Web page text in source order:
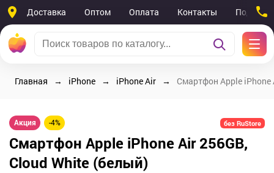
Доставка Оптом Оплата Контакты
Главная iPhone iPhone Air Смартфон Apple iPhone
Акция -4% без RuStore
Смартфон Apple iPhone Air 256GB,
Cloud White (белый)